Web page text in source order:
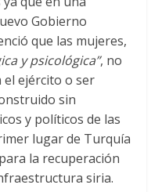
Gobierno
que las mujeres,
y psicológica”, no
el ejército o ser
sin
y políticos de las
lugar de Turquía
la recuperación
siria.